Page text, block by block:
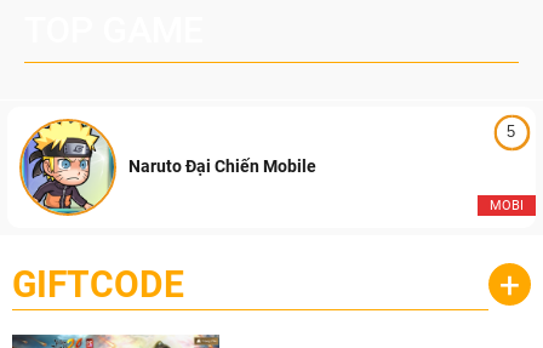
5
MOBI
Naruto Đại Chiến Mobile
GIFTCODE +